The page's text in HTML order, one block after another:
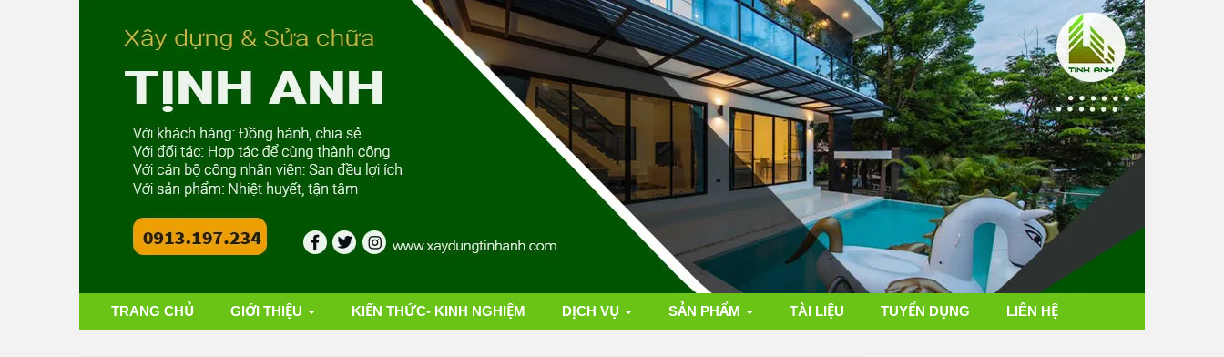
TRANG CHỦ GIỚI THIỆU KIẾN THỨC- KINH NGHIỆM DỊCH VỤ SẢN PHẨM TÀI LIỆU TUYỂN DỤNG LIÊN HỆ